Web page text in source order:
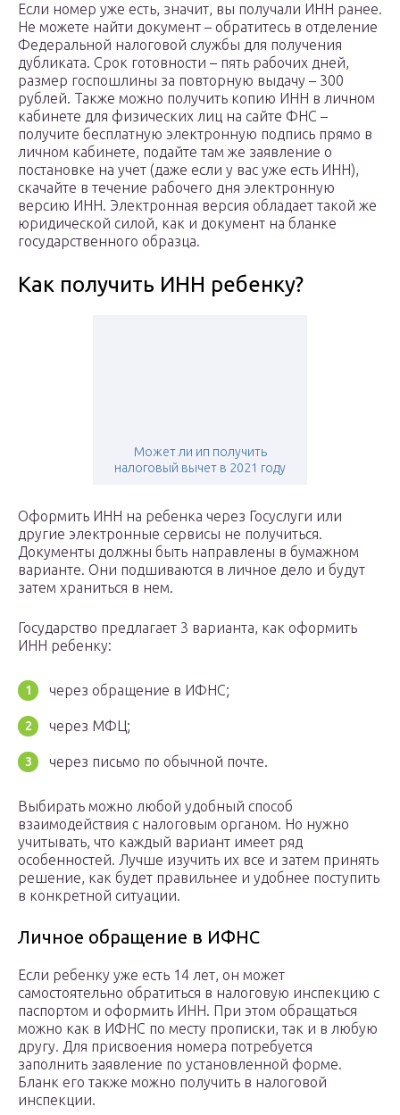
Если номер уже есть, значит, вы получали ИНН ранее.
Не можете найти документ – обратитесь в отделение
Федеральной налоговой службы для получения
дубликата. Срок готовности – пять рабочих дней,
размер госпошлины за повторную выдачу – 300
рублей. Также можно получить копию ИНН в личном
кабинете для физических лиц на сайте ФНС –
получите бесплатную электронную подпись прямо в
личном кабинете, подайте там же заявление о
постановке на учет (даже если у вас уже есть ИНН),
скачайте в течение рабочего дня электронную
версию ИНН. Электронная версия обладает такой же
юридической силой, как и документ на бланке
государственного образца.
Как получить ИНН ребенку?
Может ли ип получить
налоговый вычет в 2021 году
Оформить ИНН на ребенка через Госуслуги или
другие электронные сервисы не получиться.
Документы должны быть направлены в бумажном
варианте. Они подшиваются в личное дело и будут
затем храниться в нем.
Государство предлагает 3 варианта, как оформить
ИНН ребенку:
через обращение в ИФНС;
через МФЦ;
через письмо по обычной почте.
Выбирать можно любой удобный способ
взаимодействия с налоговым органом. Но нужно
учитывать, что каждый вариант имеет ряд
особенностей. Лучше изучить их все и затем принять
решение, как будет правильнее и удобнее поступить
в конкретной ситуации.
Личное обращение в ИФНС
Если ребенку уже есть 14 лет, он может
самостоятельно обратиться в налоговую инспекцию с
паспортом и оформить ИНН. При этом обращаться
можно как в ИФНС по месту прописки, так и в любую
другу. Для присвоения номера потребуется
заполнить заявление по установленной форме.
Бланк его также можно получить в налоговой
инспекции.